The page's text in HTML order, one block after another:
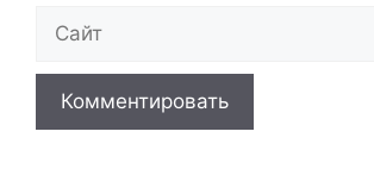
Сайт